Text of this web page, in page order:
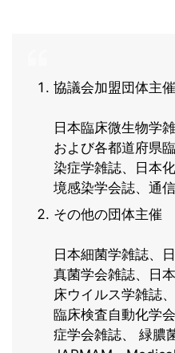
協議会加盟団体主催
日本臨床微生物学
および各都道府県
染症学雑誌、日本
境感染学会誌、通信
その他の団体主催
日本細菌学雑誌、
真菌学会雑誌、日
床ウイルス学雑誌
臨床検査自動化学
症学会雑誌、 緑膿